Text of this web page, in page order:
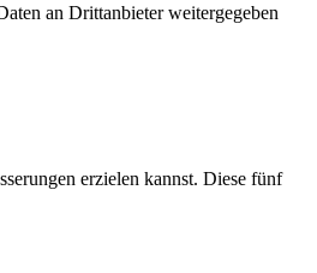
an Drittanbieter weitergegeben
erzielen kannst. Diese fünf